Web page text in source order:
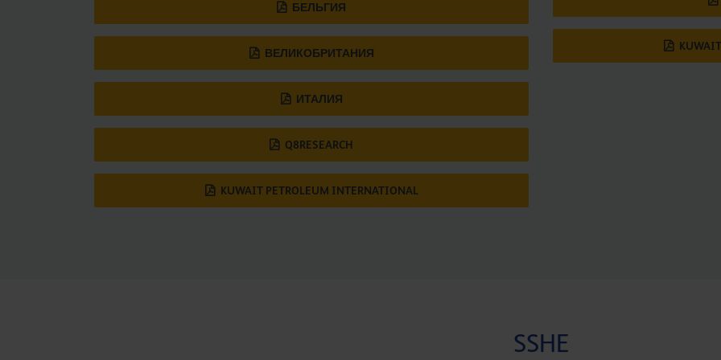
БЕЛЬГИЯ
ВЕЛИКОБРИТАНИЯ
ИТАЛИЯ
Q8RESEARCH
KUWAIT PETROLEUM INTERNATIONAL
SSHE